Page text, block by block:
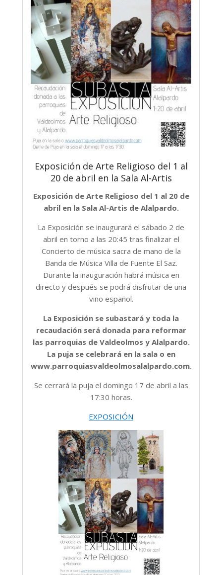
Exposición de Arte Religioso del 1 al
20 de abril en la Sala Al-Artis
Exposición de Arte Religioso del 1 al 20 de
abril en la Sala Al-Artis de Alalpardo.
La Exposición se inaugurará el sábado 2 de
abril en torno a las 20:45 tras finalizar el
Concierto de música sacra de mano de la
Banda de Música Villa de Fuente El Saz.
Durante la inauguración habrá música en
directo y después se podrá disfrutar de una
vino español.
La Exposición se subastará y toda la
recaudación será donada para reformar
las parroquias de Valdeolmos y Alalpardo.
La puja se celebrará en la sala o en
www.parroquiasvaldeolmosalalpardo.com.
Se cerrará la puja el domingo 17 de abril a las
17:30 horas.
EXPOSICIÓN